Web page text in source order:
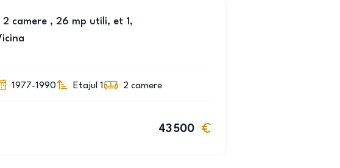
camere , 26 mp utili, et 1,
1977-1990 Etajul 1 2 camere
43 500